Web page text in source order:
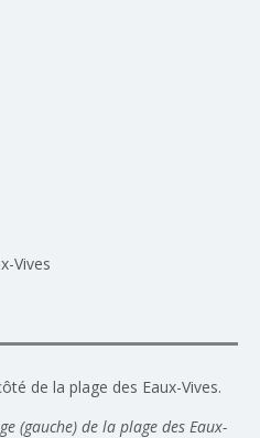
Vives
de la plage des Eaux-Vives.
(gauche) de la plage des Eaux-